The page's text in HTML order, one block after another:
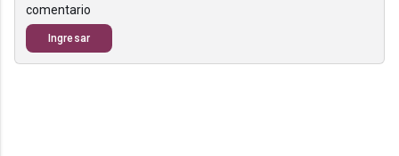
comentario
Ingresar